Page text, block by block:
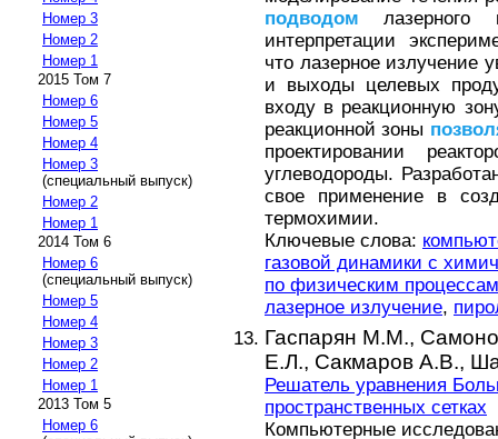
Номер 3
Номер 2
Номер 1
2015 Том 7
Номер 6
Номер 5
Номер 4
Номер 3
(специальный выпуск)
Номер 2
Номер 1
2014 Том 6
Номер 6
(специальный выпуск)
Номер 5
Номер 4
Номер 3
Номер 2
Номер 1
2013 Том 5
Номер 6
подводом лазерного
интерпретации
что лазерное излучение
и выходы целевых
входу в реакционную
реакционной зоны
проектировании
углеводороды.
свое применение в
термохимии.
Ключевые слова:
газовой динамики с
по физическим процессам
лазерное излучение,
Гаспарян М.М.,
Е.Л., Сакмаров А.В.,
Решатель уравнения
пространственных сетках
Компьютерные